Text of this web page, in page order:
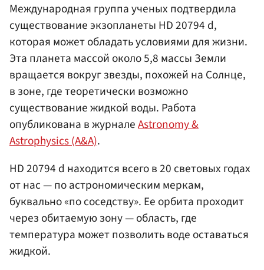
Международная группа ученых подтвердила
существование экзопланеты HD 20794 d,
которая может обладать условиями для жизни.
Эта планета массой около 5,8 массы Земли
вращается вокруг звезды, похожей на Солнце,
в зоне, где теоретически возможно
существование жидкой воды. Работа
опубликована в журналеAstronomy &
Astrophysics (A&A).
HD 20794 d находится всего в 20 световых годах
от нас — по астрономическим меркам,
буквально «по соседству». Ее орбита проходит
через обитаемую зону — область, где
температура может позволить воде оставаться
жидкой.